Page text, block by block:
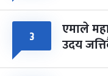
३ एमाले
उदय